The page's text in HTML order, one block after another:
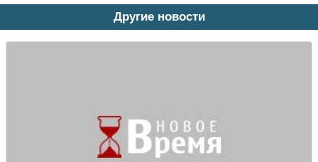
Другие новости